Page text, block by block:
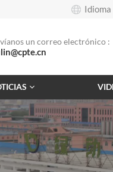
Idioma
un correo electrónico :